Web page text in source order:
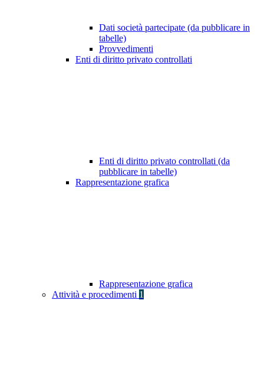
Dati società partecipate (da pubblicare in
tabelle)
Provvedimenti
Enti di diritto privato controllati
Enti di diritto privato controllati (da
pubblicare in tabelle)
Rappresentazione grafica
Rappresentazione grafica
Attività e procedimenti 1